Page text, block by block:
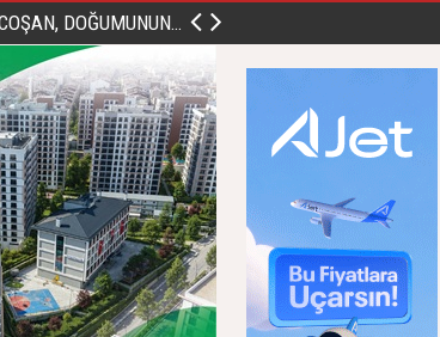
91. YILINDA ELAZIĞ'DA YÂD EDİLECEK